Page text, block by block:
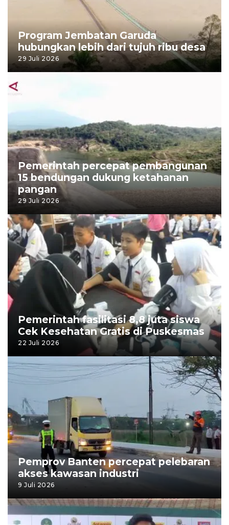
Program Jembatan Garuda
hubungkan lebih dari tujuh ribu desa
29 Juli 2026
Pemerintah percepat pembangunan
15 bendungan dukung ketahanan
pangan
29 Juli 2026
Pemerintah fasilitasi 8,8 juta siswa
Cek Kesehatan Gratis di Puskesmas
22 Juli 2026
Pemprov Banten percepat pelebaran
akses kawasan industri
9 Juli 2026